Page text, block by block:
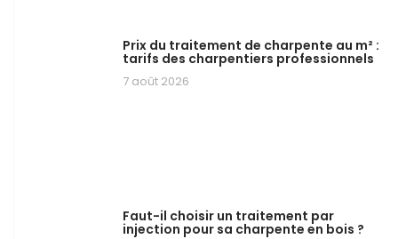
Prix du traitement de charpente au m² :
tarifs des charpentiers professionnels
7 août 2026
Faut-il choisir un traitement par
injection pour sa charpente en bois ?